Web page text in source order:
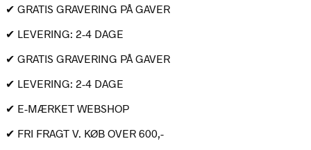
✔ GRATIS GRAVERING PÅ GAVER
✔ LEVERING: 2-4 DAGE
✔ GRATIS GRAVERING PÅ GAVER
✔ LEVERING: 2-4 DAGE
✔ E-MÆRKET WEBSHOP
✔ FRI FRAGT V. KØB OVER 600,-